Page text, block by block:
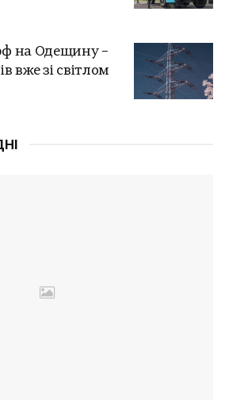
на Одещину –
вже зі світлом